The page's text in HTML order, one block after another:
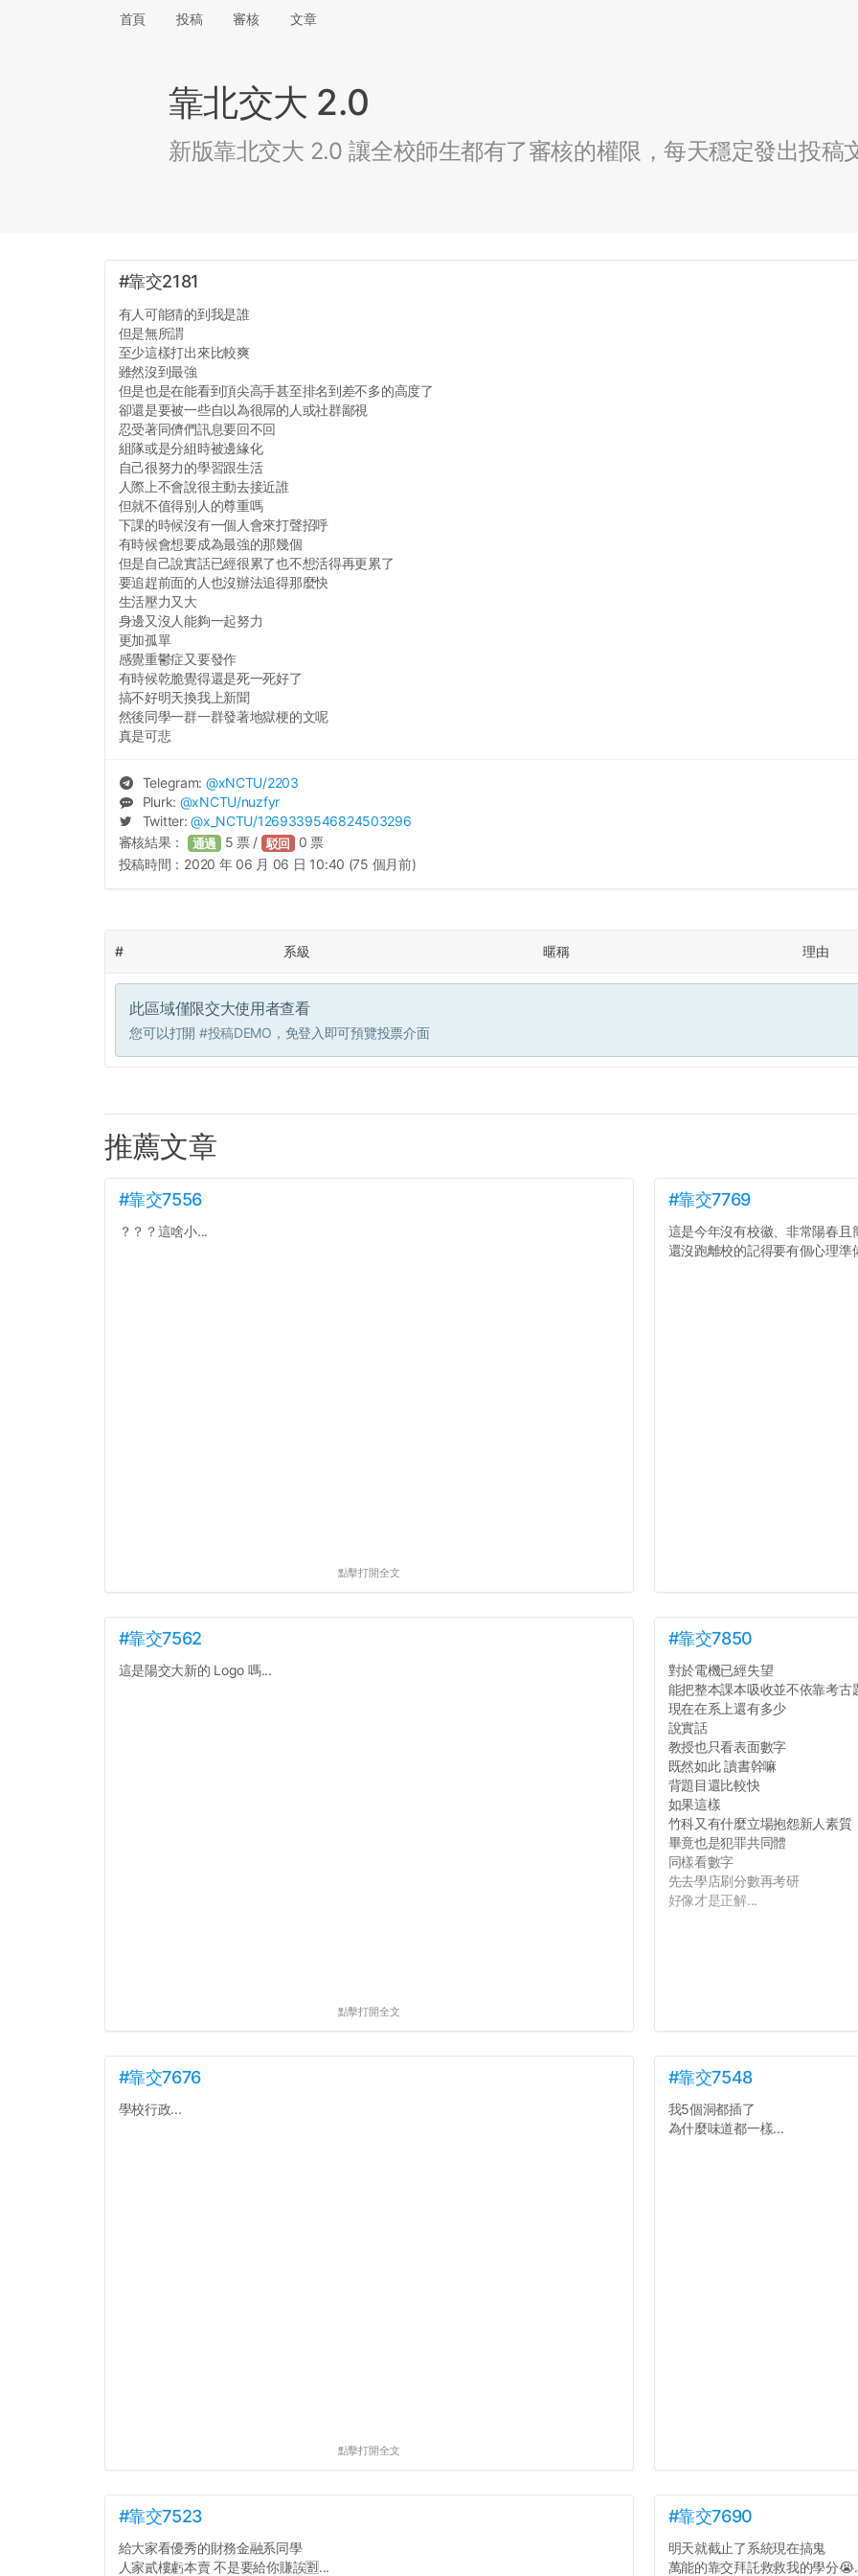
首頁 投稿 審核 文章
靠北交大 2.0
新版靠北交大 2.0 讓全校師生都有了審核的權限，每天穩定發出投稿
#靠交2181
有人可能猜的到我是誰
但是無所謂
至少這樣打出來比較爽
雖然沒到最強
但是也是在能看到頂尖高手甚至排名到差不多的高度了
卻還是要被一些自以為很屌的人或社群鄙視
忍受著同儕們訊息要回不回
組隊或是分組時被邊緣化
自己很努力的學習跟生活
人際上不會說很主動去接近誰
但就不值得別人的尊重嗎
下課的時候沒有一個人會來打聲招呼
有時候會想要成為最強的那幾個
但是自己說實話已經很累了也不想活得再更累了
要追趕前面的人也沒辦法追得那麼快
生活壓力又大
身邊又沒人能夠一起努力
更加孤單
感覺重鬱症又要發作
有時候乾脆覺得還是死一死好了
搞不好明天換我上新聞
然後同學一群一群發著地獄梗的文呢
真是可悲
Telegram: @xNCTU/2203
Plurk: @xNCTU/nuzfyr
Twitter:@x_NCTU/1269339546824503296
審核結果： 通過 5 票 / 駁回 0 票
投稿時間： 2020 年 06 月 06 日 10:40 (75 個月前)
# 系級 暱稱 理由
此區域僅限交大使用者查看
您可以打開 #投稿DEMO ，免登入即可預覽投票介面
推薦文章
#靠交7556
？？？這啥小...
點擊打開全文
#靠交7769
這是今年沒有校徽、非常陽春且
還沒跑離校的記得要有個心理準
#靠交7562
這是陽交大新的 Logo 嗎...
點擊打開全文
#靠交7850
對於電機已經失望
能把整本課本吸收並不依靠考古
現在在系上還有多少
說實話
教授也只看表面數字
既然如此 讀書幹嘛
背題目還比較快
如果這樣
竹科又有什麼立場抱怨新人素質
畢竟也是犯罪共同體
同樣看數字
先去學店刷分數再考研
好像才是正解...
#靠交7676
學校行政...
點擊打開全文
#靠交7548
我5個洞都插了
為什麼味道都一樣...
#靠交7523
給大家看優秀的財務金融系同學
人家貳樓虧本賣 不是要給你賺誒🈹...
#靠交7690
明天就截止了系統現在搞鬼
萬能的靠交拜託救救我的學分